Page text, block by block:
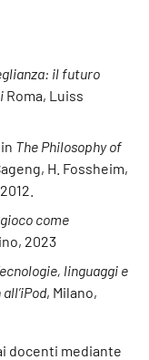
il futuro
Roma, Luiss
in The Philosophy of
H. Fossheim,
come
2023
linguaggi e
, Milano,
docenti mediante